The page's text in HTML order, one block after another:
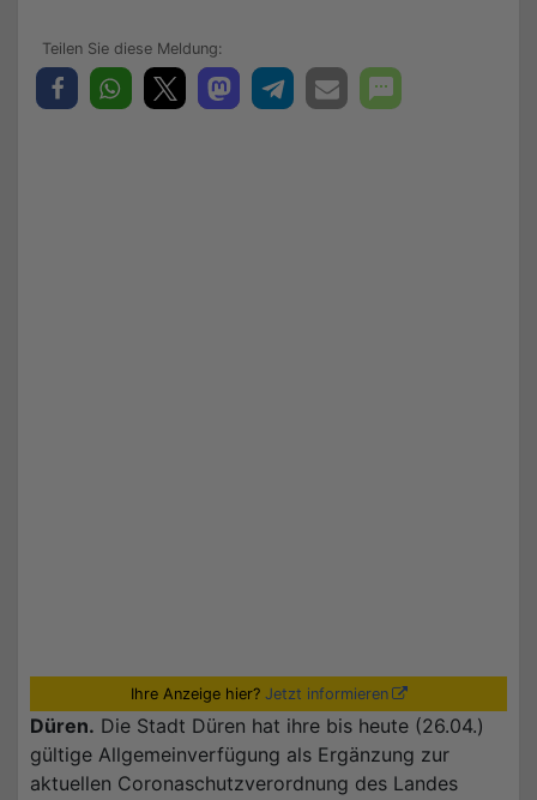
Ihre Anzeige hier? Jetzt informieren
Düren. Die Stadt Düren hat ihre bis heute (26.04.)
gültige Allgemeinverfügung als Ergänzung zur
aktuellen Coronaschutzverordnung des Landes